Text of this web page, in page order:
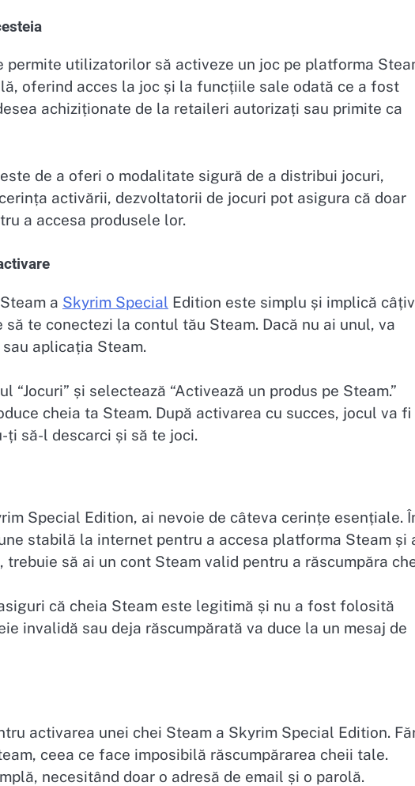
permite utilizatorilor să activeze un joc pe platforma
oferind acces la joc și la funcțiile sale odată ce a fost
achiziționate de la retaileri autorizați sau primite ca
de a oferi o modalitate sigură de a distribui jocuri,
activării, dezvoltatorii de jocuri pot asigura că doar
a accesa produsele lor.
a Skyrim Special Edition este simplu și implică
te conectezi la contul tău Steam. Dacă nu ai unul, va
aplicația Steam.
“Jocuri” și selectează “Activează un produs pe Steam.”
cheia ta Steam. După activarea cu succes, jocul va fi
să-l descarci și să te joci.
Special Edition, ai nevoie de câteva cerințe esențiale.
stabilă la internet pentru a accesa platforma Steam și
să ai un cont Steam valid pentru a răscumpăra
că cheia Steam este legitimă și nu a fost folosită
invalidă sau deja răscumpărată va duce la un mesaj de
activarea unei chei Steam a Skyrim Special Edition.
ceea ce face imposibilă răscumpărarea cheii tale.
necesitând doar o adresă de email și o parolă.